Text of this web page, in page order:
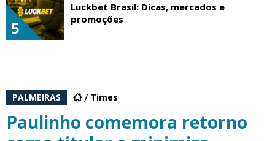
5
Luckbet Brasil: Dicas, mercados e
promoções
PALMEIRAS Times
Paulinho comemora retorno